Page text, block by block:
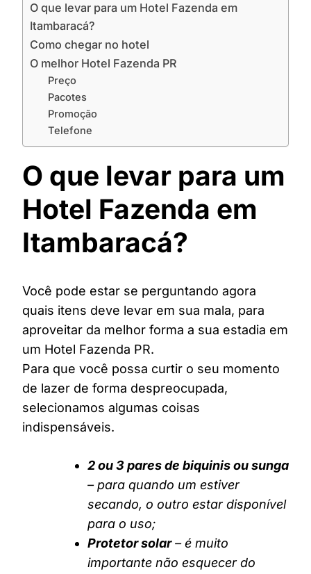
O que levar para um Hotel Fazenda em
Itambaracá?
Como chegar no hotel
O melhor Hotel Fazenda PR
Preço
Pacotes
Promoção
Telefone
O que levar para um
Hotel Fazenda em
Itambaracá?
Você pode estar se perguntando agora
quais itens deve levar em sua mala, para
aproveitar da melhor forma a sua estadia em
um Hotel Fazenda PR.
Para que você possa curtir o seu momento
de lazer de forma despreocupada,
selecionamos algumas coisas
indispensáveis.
2 ou 3 pares de biquinis ou sunga
– para quando um estiver
secando, o outro estar disponível
para o uso;
Protetor solar– é muito
importante não esquecer do